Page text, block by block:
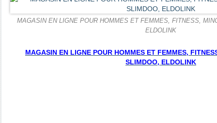
MAGASIN EN LIGNE POUR HOMMES ET FEMMES, FITNESS,
ELDOLINK
MAGASIN EN LIGNE POUR HOMMES ET FEMMES,
SLIMDOO, ELDOLINK